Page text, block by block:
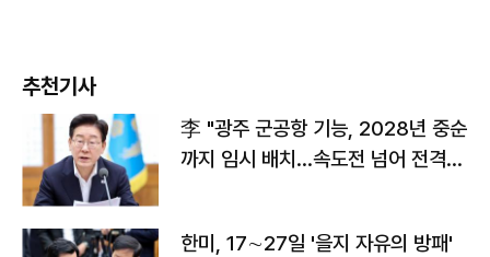
추천기사
李 "광주 군공항 기능, 2028년 중순
까지 임시 배치…속도전 넘어 전격
한미, 17∼27일 '을지 자유의 방패'